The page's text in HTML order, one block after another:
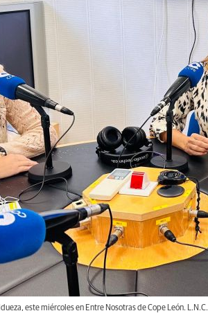
este miércoles en Entre Nosotras de Cope León. L.N.C.